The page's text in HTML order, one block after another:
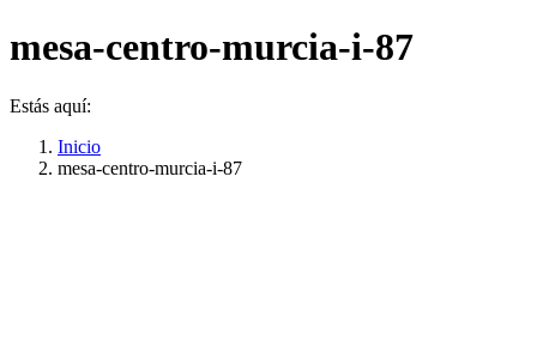
mesa-centro-murcia-i-87
Estás aquí:
Inicio
mesa-centro-murcia-i-87